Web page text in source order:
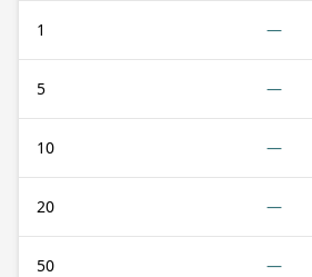
1 —
5 —
10 —
20 —
50 —